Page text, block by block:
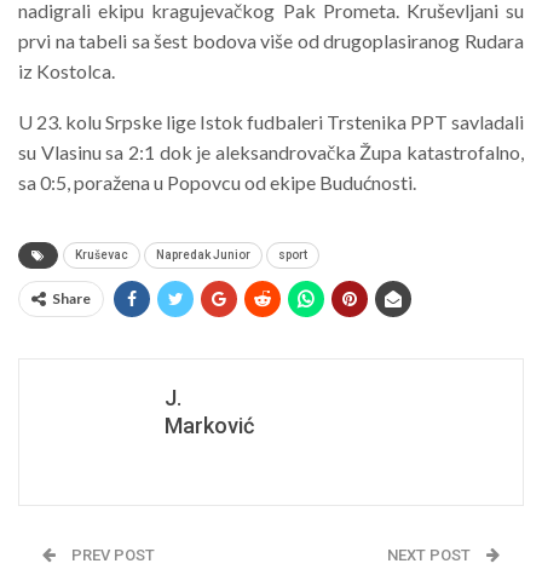
nadigrali ekipu kragujevačkog Pak Prometa. Kruševljani su
prvi na tabeli sa šest bodova više od drugoplasiranog Rudara
iz Kostolca.
U 23. kolu Srpske lige Istok fudbaleri Trstenika PPT savladali
su Vlasinu sa 2:1 dok je aleksandrovačka Župa katastrofalno,
sa 0:5, poražena u Popovcu od ekipe Budućnosti.
Kruševac Napredak Junior sport
Share
J.
Marković
PREV POST NEXT POST